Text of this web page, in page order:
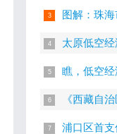
图解：珠海市人民政府关于印发支
太原低空
瞧，低空经济
《西藏自治区支持低空经
浦口区首支低